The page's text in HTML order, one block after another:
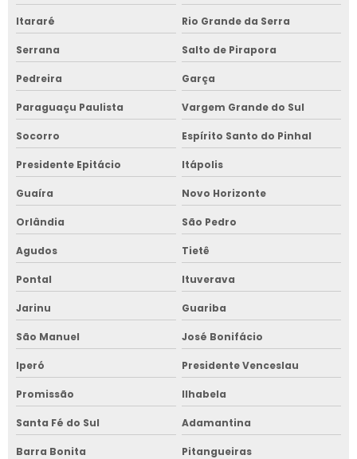
Itararé Rio Grande da Serra
Serrana Salto de Pirapora
Pedreira Garça
Paraguaçu Paulista Vargem Grande do Sul
Socorro Espírito Santo do Pinhal
Presidente Epitácio Itápolis
Guaíra Novo Horizonte
Orlândia São Pedro
Agudos Tietê
Pontal Ituverava
Jarinu Guariba
São Manuel José Bonifácio
Iperó Presidente Venceslau
Promissão Ilhabela
Santa Fé do Sul Adamantina
Barra Bonita Pitangueiras